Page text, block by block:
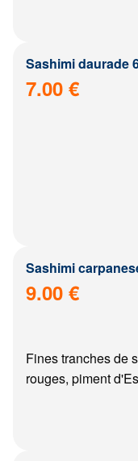
Sashimi daurade
7.00 €
Sashimi
9.00 €
Fines tranches de
rouges, piment